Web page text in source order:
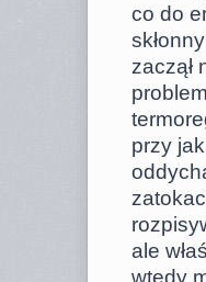
co do
zaczął
przy
ale
wtedy